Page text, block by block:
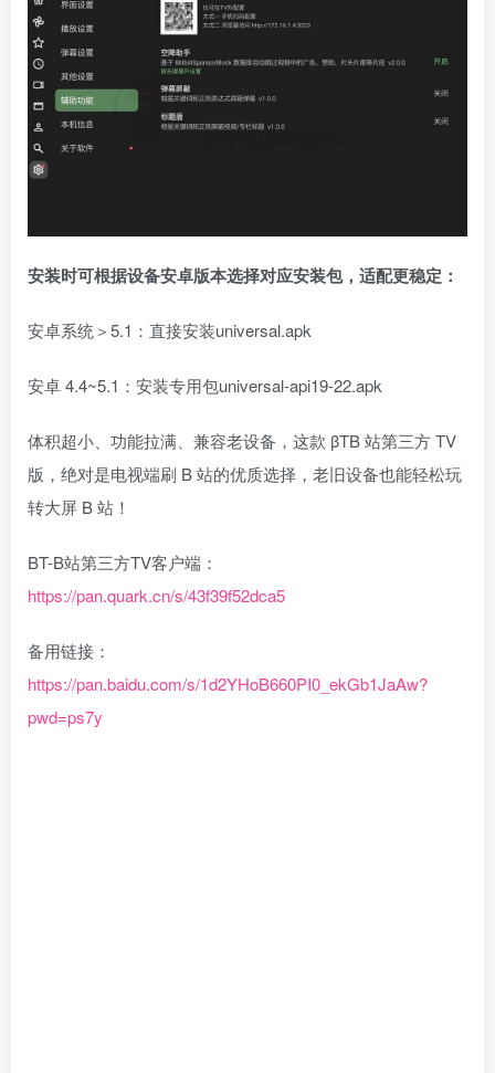
安装时可根据设备安卓版本选择对应安装包，适配更稳定：
安卓系统＞5.1：直接安装universal.apk
安卓 4.4~5.1：安装专用包universal-api19-22.apk
体积超小、功能拉满、兼容老设备，这款 βΤB 站第三方 TV
版，绝对是电视端刷 B 站的优质选择，老旧设备也能轻松玩
转大屏 B 站！
BT-B站第三方TV客户端：
https://pan.quark.cn/s/43f39f52dca5
备用链接：
https://pan.baidu.com/s/1d2YHoB660PI0_ekGb1JaAw?
pwd=ps7y